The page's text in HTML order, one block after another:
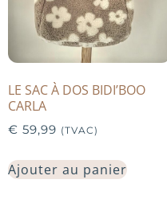
LE SAC À DOS BIDI’BOO
CARLA
€ 59,99 (TVAC)
Ajouter au panier